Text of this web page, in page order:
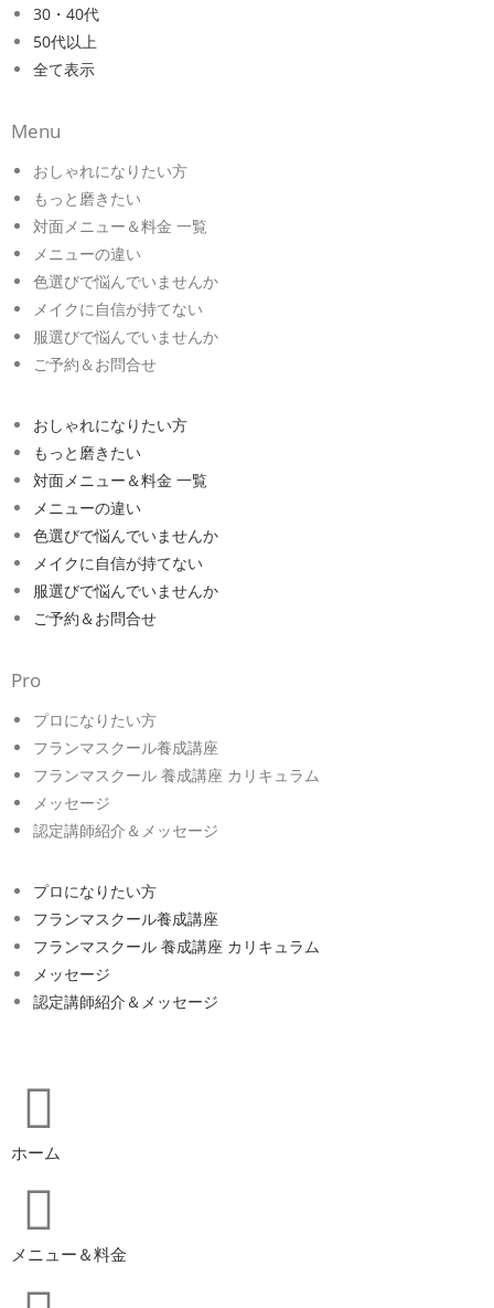
30・40代
50代以上
全て表示
Menu
おしゃれになりたい方
もっと磨きたい
対面メニュー＆料金 一覧
メニューの違い
色選びで悩んでいませんか
メイクに自信が持てない
服選びで悩んでいませんか
ご予約＆お問合せ
おしゃれになりたい方
もっと磨きたい
対面メニュー＆料金 一覧
メニューの違い
色選びで悩んでいませんか
メイクに自信が持てない
服選びで悩んでいませんか
ご予約＆お問合せ
Pro
プロになりたい方
フランマスクール養成講座
フランマスクール 養成講座 カリキュラム
メッセージ
認定講師紹介＆メッセージ
プロになりたい方
フランマスクール養成講座
フランマスクール 養成講座 カリキュラム
メッセージ
認定講師紹介＆メッセージ
ホーム
メニュー＆料金